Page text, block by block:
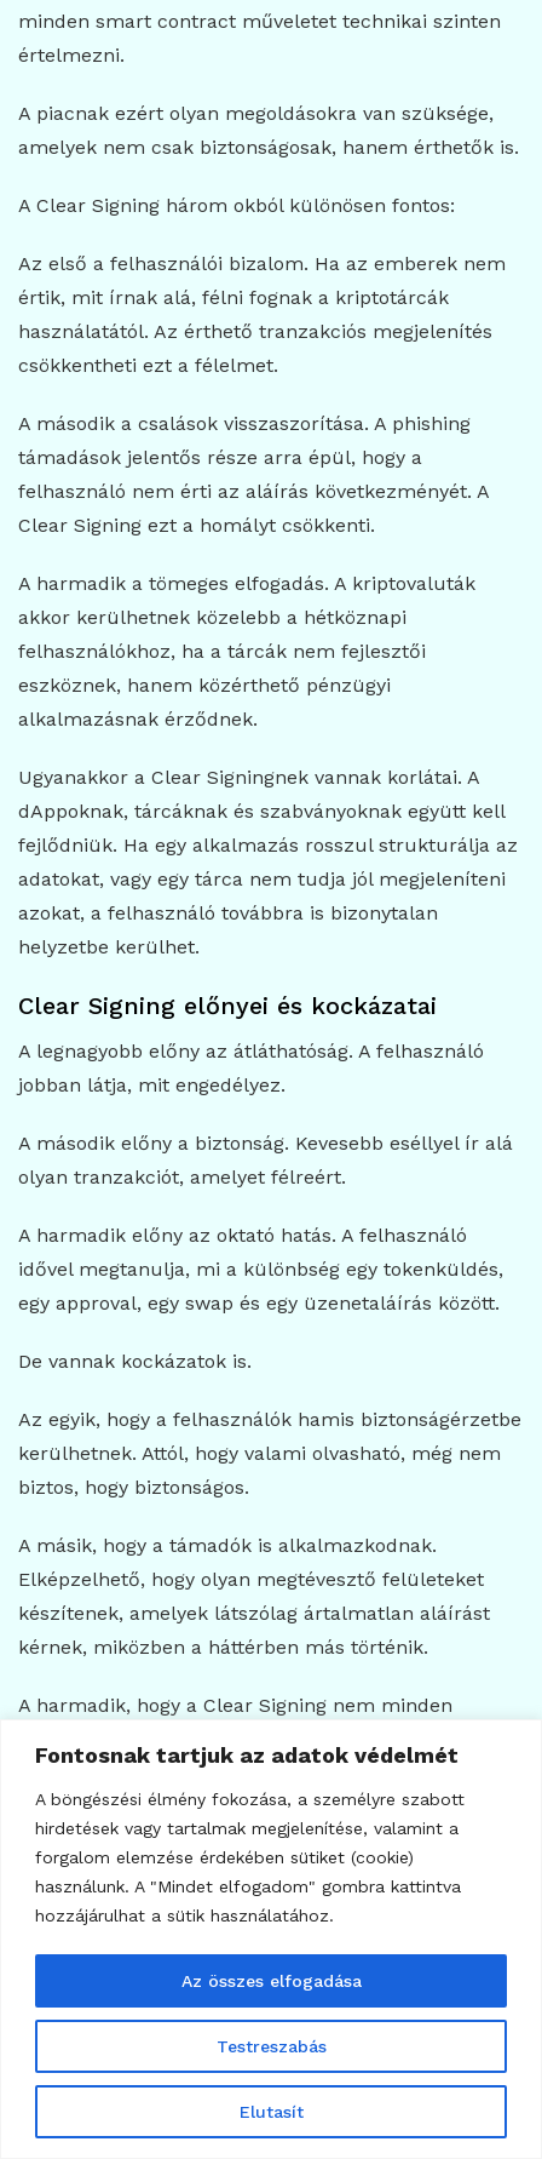
Fontosnak tartjuk az adatok védelmét
A böngészési élmény fokozása, a személyre szabott
hirdetések vagy tartalmak megjelenítése, valamint a
forgalom elemzése érdekében sütiket (cookie)
használunk. A "Mindet elfogadom" gombra kattintva
hozzájárulhat a sütik használatához.
Testreszabás
Elutasít
Az összes elfogadása
minden smart contract műveletet technikai szinten
értelmezni.
A piacnak ezért olyan megoldásokra van szüksége,
amelyek nem csak biztonságosak, hanem érthetők is.
A Clear Signing három okból különösen fontos:
Az első a felhasználói bizalom. Ha az emberek nem
értik, mit írnak alá, félni fognak a kriptotárcák
használatától. Az érthető tranzakciós megjelenítés
csökkentheti ezt a félelmet.
A második a csalások visszaszorítása. A phishing
támadások jelentős része arra épül, hogy a
felhasználó nem érti az aláírás következményét. A
Clear Signing ezt a homályt csökkenti.
A harmadik a tömeges elfogadás. A kriptovaluták
akkor kerülhetnek közelebb a hétköznapi
felhasználókhoz, ha a tárcák nem fejlesztői
eszköznek, hanem közérthető pénzügyi
alkalmazásnak érződnek.
Ugyanakkor a Clear Signingnek vannak korlátai. A
dAppoknak, tárcáknak és szabványoknak együtt kell
fejlődniük. Ha egy alkalmazás rosszul strukturálja az
adatokat, vagy egy tárca nem tudja jól megjeleníteni
azokat, a felhasználó továbbra is bizonytalan
helyzetbe kerülhet.
Clear Signing előnyei és kockázatai
A legnagyobb előny az átláthatóság. A felhasználó
jobban látja, mit engedélyez.
A második előny a biztonság. Kevesebb eséllyel ír alá
olyan tranzakciót, amelyet félreért.
A harmadik előny az oktató hatás. A felhasználó
idővel megtanulja, mi a különbség egy tokenküldés,
egy approval, egy swap és egy üzenetaláírás között.
De vannak kockázatok is.
Az egyik, hogy a felhasználók hamis biztonságérzetbe
kerülhetnek. Attól, hogy valami olvasható, még nem
biztos, hogy biztonságos.
A másik, hogy a támadók is alkalmazkodnak.
Elképzelhető, hogy olyan megtévesztő felületeket
készítenek, amelyek látszólag ártalmatlan aláírást
kérnek, miközben a háttérben más történik.
A harmadik, hogy a Clear Signing nem minden
dAppban működik azonos minőségben.
Mit jelent ez egy átlagos
kriptobefektetőnek?
Egy átlagos kriptobefektető számára a Clear Signing
tárcát és szolgáltatást választani, amely világosan
megmutatja a tranzakciók részleteit.
Nem elég azt nézni, hogy egy tárca népszerű-e. Azt is